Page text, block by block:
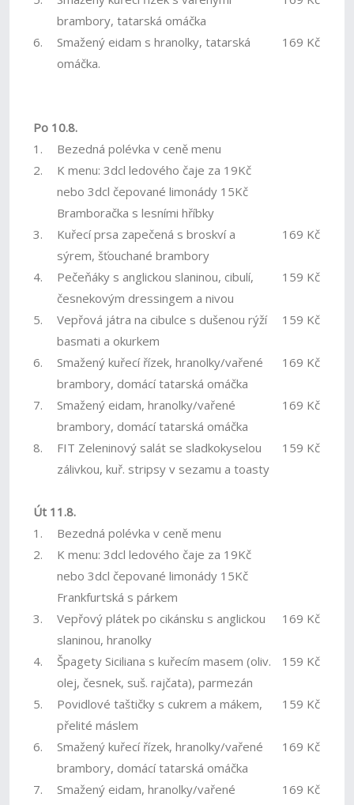
brambory, tatarská omáčka
6.
Smažený eidam s hranolky, tatarská
omáčka.
169 Kč
Po 10.8.
1.
Bezedná polévka v ceně menu
2.
K menu: 3dcl ledového čaje za 19Kč
nebo 3dcl čepované limonády 15Kč
Bramboračka s lesními hříbky
3.
Kuřecí prsa zapečená s broskví a
sýrem, šťouchané brambory
169 Kč
4.
Pečeňáky s anglickou slaninou, cibulí,
česnekovým dressingem a nivou
159 Kč
5.
Vepřová játra na cibulce s dušenou rýží
basmati a okurkem
159 Kč
6.
Smažený kuřecí řízek, hranolky/vařené
brambory, domácí tatarská omáčka
169 Kč
7.
Smažený eidam, hranolky/vařené
brambory, domácí tatarská omáčka
169 Kč
8.
FIT Zeleninový salát se sladkokyselou
zálivkou, kuř. stripsy v sezamu a toasty
159 Kč
Út 11.8.
1.
Bezedná polévka v ceně menu
2.
K menu: 3dcl ledového čaje za 19Kč
nebo 3dcl čepované limonády 15Kč
Frankfurtská s párkem
3.
Vepřový plátek po cikánsku s anglickou
slaninou, hranolky
169 Kč
4.
Špagety Siciliana s kuřecím masem (oliv.
olej, česnek, suš. rajčata), parmezán
159 Kč
5.
Povidlové taštičky s cukrem a mákem,
přelité máslem
159 Kč
6.
Smažený kuřecí řízek, hranolky/vařené
brambory, domácí tatarská omáčka
169 Kč
7.
Smažený eidam, hranolky/vařené
169 Kč